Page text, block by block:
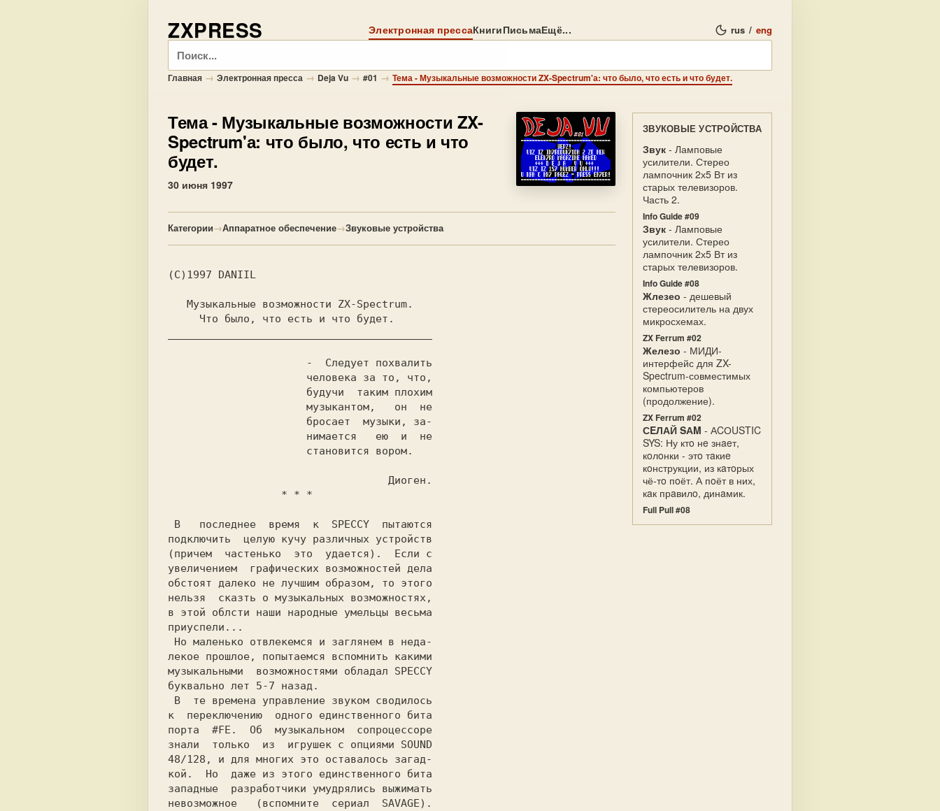
ZXPRESS Электронная прессаКнигиПисьмаЕщё... rus / eng
Поиск
Главная → Электронная пресса → Deja Vu → #01 → Тема - Музыкальные возможности ZX-Spectrum'а: что было, что есть и что будет.
Тема- Музыкальные возможности ZX-
Spectrum'а: что было, что есть и что
будет.
30 июня 1997
Категории→Аппаратное обеспечение→Звуковые устройства
(C)1997 DANIIL
Диоген.
  * * *
В   последнее  время  к SPECCY
пытаются
подключить  целую кучу различных устройств
(причем  частенько  это  удается).  Если с
увеличением  графических возможностей дела
обстоят далеко не лучшим образом, то этого
нельзя  сказть о музыкальных возможностях,
в этой облсти наши народные умельцы весьма
лекое прошлое, попытаемся вспомнить какими
музыкальными  возможностями обладал SPECCY
буквально лет 5-7 назад.
к  переключению  одного единственного бита
порта  #FE.  Об  музыкальном  сопроцессоре
знали  только  из  игрушек с опциями SOUND
кой.  Но  даже из этого единственного бита
западные  разработчики умудрялись выжимать
невозможное   (вспомните  сериал  SAVAGE).
ЗВУКОВЫЕ УСТРОЙСТВА
Звук - Ламповые
усилители. Стерео
лампочник 2х5 Вт из
старых телевизоров.
Часть 2.
Info Guide #09
Звук - Ламповые
усилители. Стерео
лампочник 2х5 Вт из
старых телевизоров.
Info Guide #08
Жлезео - дешевый
стереосилитель на двух
микросхемах.
ZX Ferrum #02
Железо - МИДИ-
интерфейс для ZX-
Spectrum-совместимых
компьютеров
(продолжение).
ZX Ferrum #02
СEЛАЙ SАM - АCОUSTIC
SYS: Ну ктo нe знaeт,
кoлoнки - этo тaкиe
кoнструкции, из кaтoрых
чё-тo пoёт. А пoёт в них,
кaк прaвилo, динaмик.
Full Pull #08